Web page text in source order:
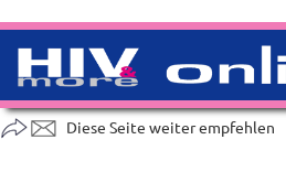
Diese Seite weiter empfehlen